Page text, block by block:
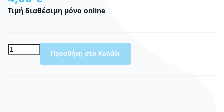
Τιμή διαθέσιμη μόνο online
Προσθήκη στο Καλάθι